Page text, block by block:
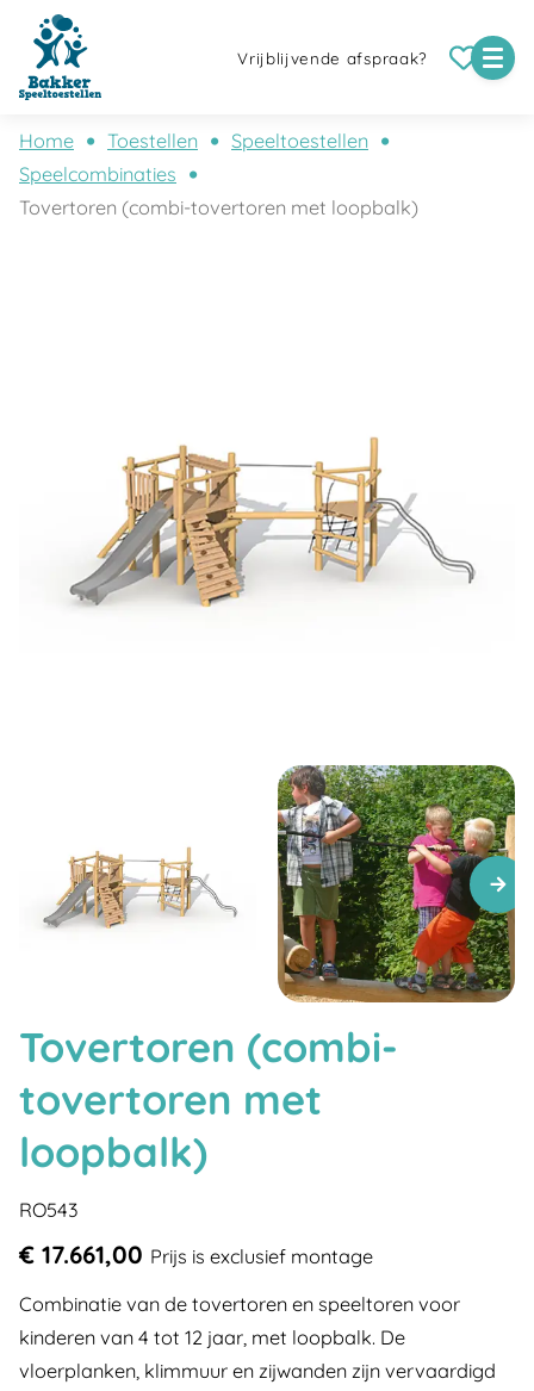
Vrijblijvende afspraak?
Home Toestellen
Speeltoestellen
Speelcombinaties
Tovertoren (combi-tovertoren met loopbalk)
Tovertoren (combi-
tovertoren met
loopbalk)
RO543
€ 17.661,00 Prijs is exclusief montage
Combinatie van de tovertoren en speeltoren voor
kinderen van 4 tot 12 jaar, met loopbalk. De
vloerplanken, klimmuur en zijwanden zijn vervaardigd